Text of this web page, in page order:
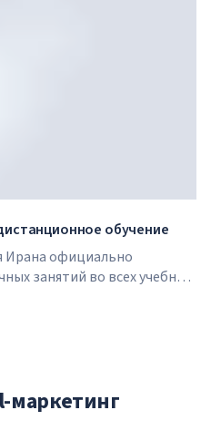
обучение
Ирана официально
занятий во всех учебных
формат на
маркетинг